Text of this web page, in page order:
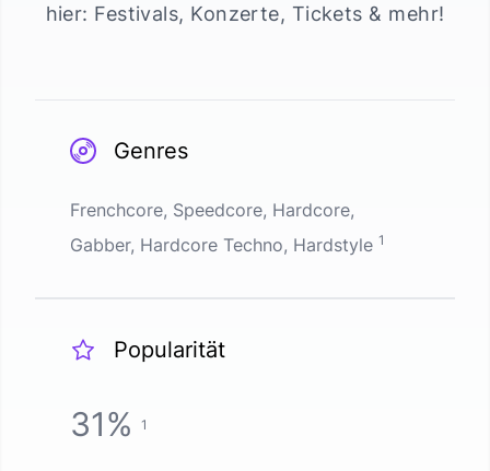
hier: Festivals, Konzerte, Tickets & mehr!
Genres
Frenchcore, Speedcore, Hardcore,
Gabber, Hardcore Techno, Hardstyle 1
Popularität
31% 1